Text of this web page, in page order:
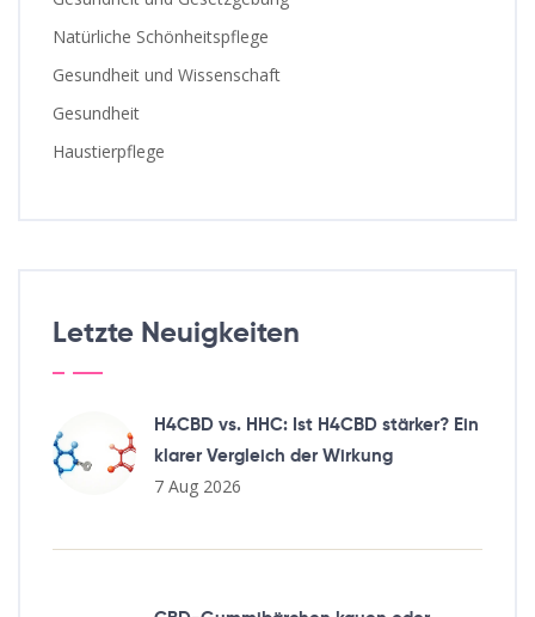
Natürliche Schönheitspflege
Gesundheit und Wissenschaft
Gesundheit
Haustierpflege
Letzte Neuigkeiten
H4CBD vs. HHC: Ist H4CBD stärker? Ein
klarer Vergleich der Wirkung
7 Aug 2026